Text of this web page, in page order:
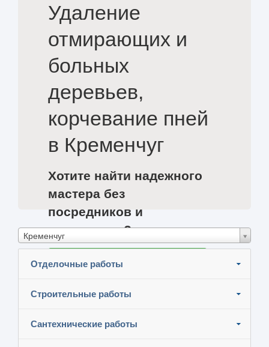
Удаление
отмирающих и
больных
деревьев,
корчевание пней
в Кременчуг
Хотите найти надежного
мастера без
посредников и
сэкономить?
Кременчуг
Отделочные работы
Строительные работы
Сантехнические работы